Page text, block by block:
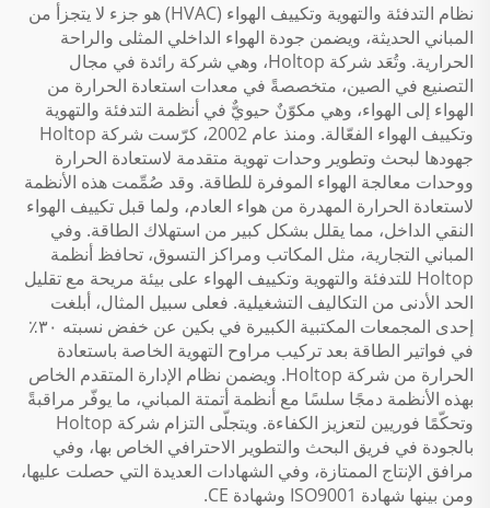
نظام التدفئة والتهوية وتكييف الهواء (HVAC) هو جزء لا يتجزأ من
المباني الحديثة، ويضمن جودة الهواء الداخلي المثلى والراحة
الحرارية. وتُعَد شركة Holtop، وهي شركة رائدة في مجال
التصنيع في الصين، متخصصةً في معدات استعادة الحرارة من
الهواء إلى الهواء، وهي مكوّنٌ حيويٌّ في أنظمة التدفئة والتهوية
وتكييف الهواء الفعّالة. ومنذ عام 2002، كرّست شركة Holtop
جهودها لبحث وتطوير وحدات تهوية متقدمة لاستعادة الحرارة
ووحدات معالجة الهواء الموفرة للطاقة. وقد صُمِّمت هذه الأنظمة
لاستعادة الحرارة المهدرة من هواء العادم، ولما قبل تكييف الهواء
النقي الداخل، مما يقلل بشكل كبير من استهلاك الطاقة. وفي
المباني التجارية، مثل المكاتب ومراكز التسوق، تحافظ أنظمة
Holtop للتدفئة والتهوية وتكييف الهواء على بيئة مريحة مع تقليل
الحد الأدنى من التكاليف التشغيلية. فعلى سبيل المثال، أبلغت
إحدى المجمعات المكتبية الكبيرة في بكين عن خفض نسبته ٣٠٪
في فواتير الطاقة بعد تركيب مراوح التهوية الخاصة باستعادة
الحرارة من شركة Holtop. ويضمن نظام الإدارة المتقدم الخاص
بهذه الأنظمة دمجًا سلسًا مع أنظمة أتمتة المباني، ما يوفّر مراقبةً
وتحكّمًا فوريين لتعزيز الكفاءة. ويتجلّى التزام شركة Holtop
بالجودة في فريق البحث والتطوير الاحترافي الخاص بها، وفي
مرافق الإنتاج الممتازة، وفي الشهادات العديدة التي حصلت عليها،
ومن بينها شهادة ISO9001 وشهادة CE.